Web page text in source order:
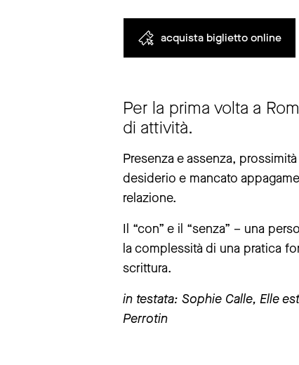
acquista biglietto online
lunedì chiuso
da martedì adomenica 11 – 19
la biglietteria è aperta fino a
avviso chiusure straordinare
La mostra “The Large
La mostra “Andrea Pazienza.
maggiori informazioni
Per la prima volta a
di attività.
Presenza e assenza,
desiderio e mancato
relazione.
Il “con” e il “senza” – una
la complessità di una pratica
scrittura.
in testata: Sophie Calle, Elle
Perrotin